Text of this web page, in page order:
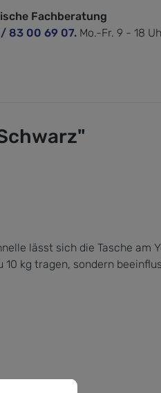
Fachberatung
83 00 69 07. Mo.-Fr. 9 - 18
lässt sich die Tasche am
kg tragen, sondern
Mehr Informationen ...